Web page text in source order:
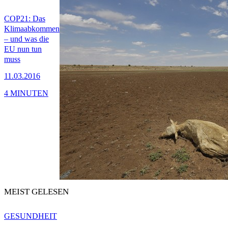
COP21: Das
Klimaabkommen
– und was die
EU nun tun
muss
11.03.2016
4 MINUTEN
MEIST GELESEN
GESUNDHEIT